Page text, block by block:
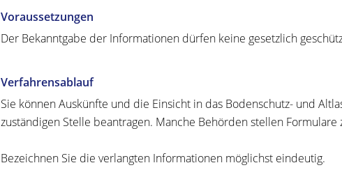
Voraussetzungen
Der Bekanntgabe der Informationen dürfen keine gesetzlich
Verfahrensablauf
Sie können Auskünfte und die Einsicht in das Bodenschutz- und
zuständigen Stelle beantragen. Manche Behörden stellen Formulare
Bezeichnen Sie die verlangten Informationen möglichst eindeutig.